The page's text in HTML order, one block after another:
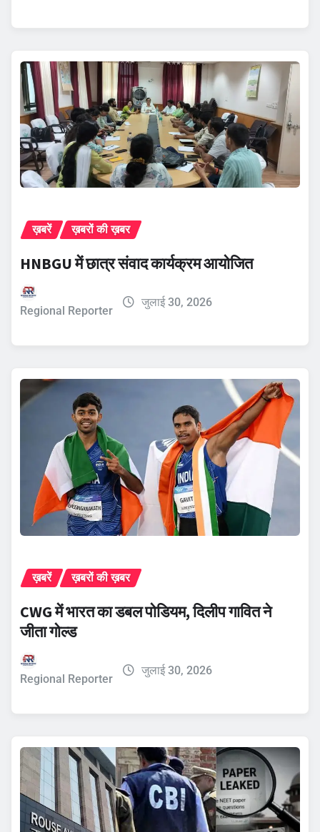
ख़बरें ख़बरों की ख़बर
HNBGU में छात्र संवाद कार्यक्रम आयोजित
Regional Reporter
जुलाई 30, 2026
ख़बरें ख़बरों की ख़बर
CWG में भारत का डबल पोडियम, दिलीप गावित ने
जीता गोल्ड
Regional Reporter
जुलाई 30, 2026